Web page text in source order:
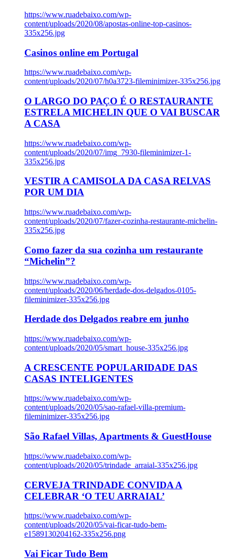
https://www.ruadebaixo.com/wp-
content/uploads/2020/08/apostas-online-top-casinos-
335x256.jpg
Casinos online em Portugal
https://www.ruadebaixo.com/wp-
content/uploads/2020/07/h0a3723-fileminimizer-335x256.jpg
O LARGO DO PAÇO É O RESTAURANTE
ESTRELA MICHELIN QUE O VAI BUSCAR
A CASA
https://www.ruadebaixo.com/wp-
content/uploads/2020/07/img_7930-fileminimizer-1-
335x256.jpg
VESTIR A CAMISOLA DA CASA RELVAS
POR UM DIA
https://www.ruadebaixo.com/wp-
content/uploads/2020/07/fazer-cozinha-restaurante-michelin-
335x256.jpg
Como fazer da sua cozinha um restaurante
“Michelin”?
https://www.ruadebaixo.com/wp-
content/uploads/2020/06/herdade-dos-delgados-0105-
fileminimizer-335x256.jpg
Herdade dos Delgados reabre em junho
https://www.ruadebaixo.com/wp-
content/uploads/2020/05/smart_house-335x256.jpg
A CRESCENTE POPULARIDADE DAS
CASAS INTELIGENTES
https://www.ruadebaixo.com/wp-
content/uploads/2020/05/sao-rafael-villa-premium-
fileminimizer-335x256.jpg
São Rafael Villas, Apartments & GuestHouse
https://www.ruadebaixo.com/wp-
content/uploads/2020/05/trindade_arraial-335x256.jpg
CERVEJA TRINDADE CONVIDA A
CELEBRAR ‘O TEU ARRAIAL’
https://www.ruadebaixo.com/wp-
content/uploads/2020/05/vai-ficar-tudo-bem-
e1589130204162-335x256.png
Vai Ficar Tudo Bem